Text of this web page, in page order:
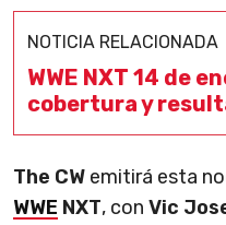
NOTICIA RELACIONADA
WWE NXT 14 de
cobertura y
The CW emitirá esta
WWE NXT, con Vic